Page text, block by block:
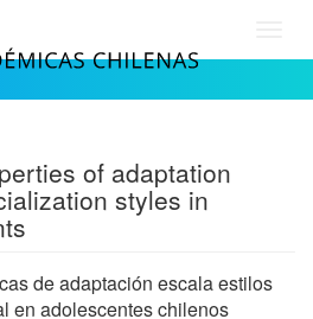
of adaptation
styles in
de adaptación escala estilos
en adolescentes chilenos